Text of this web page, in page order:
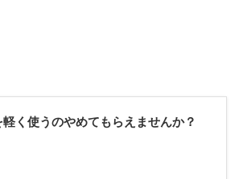
く使うのやめてもらえませんか？